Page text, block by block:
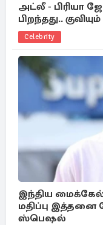
அட்லீ - பிரியா
பிறந்தது..
Celebrity
இந்திய மைக்கேல்
மதிப்பு இத்தனை
ஸ்பெஷல்